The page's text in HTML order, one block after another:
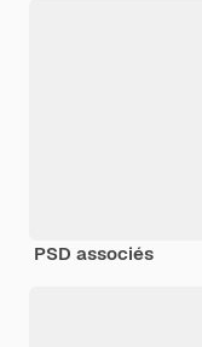
PSD associés